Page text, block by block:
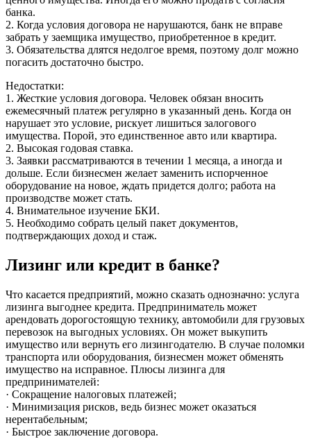
банка.
2. Когда условия договора не нарушаются, банк не вправе
забрать у заемщика имущество, приобретенное в кредит.
3. Обязательства длятся недолгое время, поэтому долг можно
погасить достаточно быстро.
Недостатки:
1. Жесткие условия договора. Человек обязан вносить
ежемесячный платеж регулярно в указанный день. Когда он
нарушает это условие, рискует лишиться залогового
имущества. Порой, это единственное авто или квартира.
2. Высокая годовая ставка.
3. Заявки рассматриваются в течении 1 месяца, а иногда и
дольше. Если бизнесмен желает заменить испорченное
оборудование на новое, ждать придется долго; работа на
производстве может стать.
4. Внимательное изучение БКИ.
5. Необходимо собрать целый пакет документов,
подтверждающих доход и стаж.
Лизинг или кредит в банке?
Что касается предприятий, можно сказать однозначно: услуга
лизинга выгоднее кредита. Предприниматель может
арендовать дорогостоящую технику, автомобили для грузовых
перевозок на выгодных условиях. Он может выкупить
имущество или вернуть его лизингодателю. В случае поломки
транспорта или оборудования, бизнесмен может обменять
имущество на исправное. Плюсы лизинга для
предпринимателей:
· Сокращение налоговых платежей;
· Минимизация рисков, ведь бизнес может оказаться
нерентабельным;
· Быстрое заключение договора.